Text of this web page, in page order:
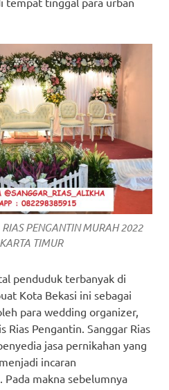
RIAS PENGANTIN MURAH 2022
TIMUR
penduduk terbanyak di
Kota Bekasi ini sebagai
para wedding organizer,
Rias Pengantin. Sanggar Rias
jasa pernikahan yang
incaran
Pada makna sebelumnya